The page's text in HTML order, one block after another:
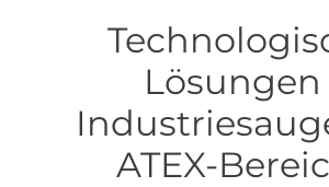
Lösungen
ATEX-